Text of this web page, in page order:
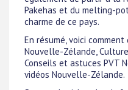
Pakehas et du melting-
charme de ce pays.
En résumé, voici
Nouvelle-Zélande,
Conseils et astuces PVT
vidéos Nouvelle-Zélande.